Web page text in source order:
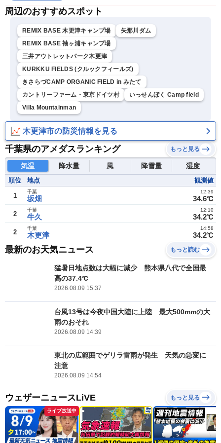
周辺のおすすめスポット
REMIX BASE 木更津キャンプ場
矢那川ダム
REMIX BASE 袖ヶ浦キャンプ場
三井アウトレットパーク木更津
KURKKU FIELDS (クルックフィールズ)
きさらづCAMP ORGANIC FIELD in みたて
カントリーファーム・東京ドイツ村
いっせんぼく Camp field
Villa Mountainman
木更津市の防災情報を見る
千葉県のアメダスランキング もっと見る
気温 降水量 風 降雪量 湿度
順位 地点 観測値
1 坂畑
千葉
34.6℃
12:39
2 牛久
千葉
34.2℃
12:10
2 木更津
千葉
34.2℃
14:58
最新のお天気ニュース もっと読む
猛暑日地点数は大幅に減少 熊本県八代で全国最
高の37.4℃
2026.08.09 15:37
台風13号は今夜中国大陸に上陸 最大500mmの大
雨のおそれ
2026.08.09 14:39
東北の広範囲でゲリラ雷雨が発生 天気の急変に
注意
2026.08.09 14:54
ウェザーニュースLiVE もっと見る
ライブ放送中